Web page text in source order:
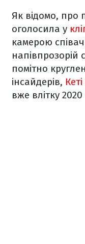
Як відомо, про
оголосила у
камерою
напівпрозорій
помітно
інсайдерів,
вже влітку